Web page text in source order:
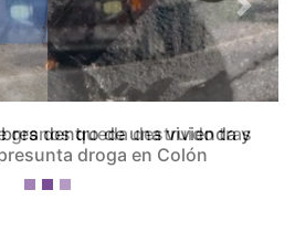
granos queda destruido tras
Next